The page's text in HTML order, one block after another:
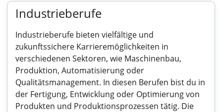
Industrieberufe
Industrieberufe bieten vielfältige und
zukunftssichere Karrieremöglichkeiten in
verschiedenen Sektoren, wie Maschinenbau,
Produktion, Automatisierung oder
Qualitätsmanagement. In diesen Berufen bist du in
der Fertigung, Entwicklung oder Optimierung von
Produkten und Produktionsprozessen tätig. Die